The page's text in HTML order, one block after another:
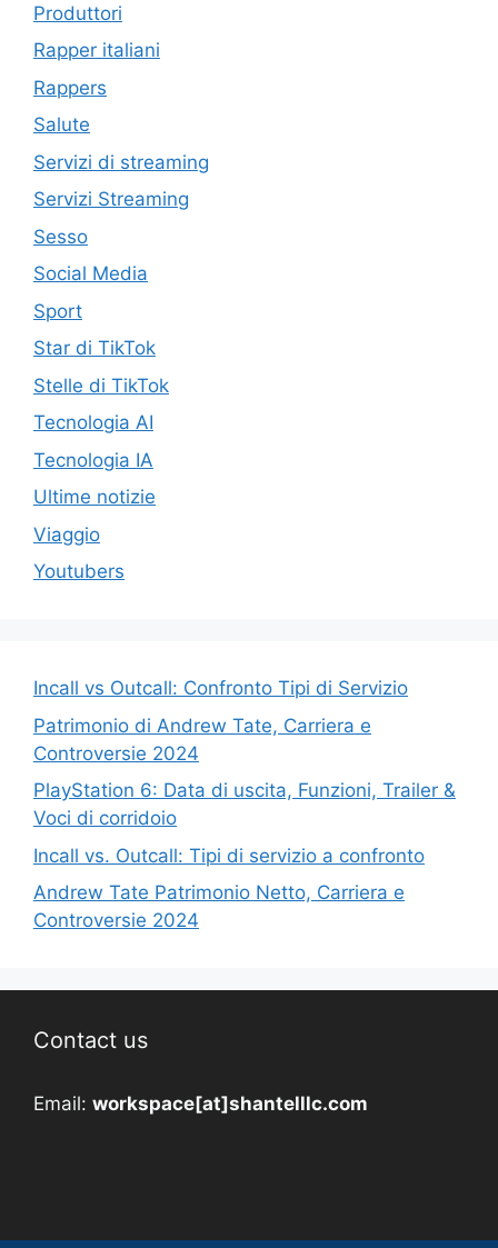
Produttori
Rapper italiani
Rappers
Salute
Servizi di streaming
Servizi Streaming
Sesso
Social Media
Sport
Star di TikTok
Stelle di TikTok
Tecnologia AI
Tecnologia IA
Ultime notizie
Viaggio
Youtubers
Incall vs Outcall: Confronto Tipi di Servizio
Patrimonio di Andrew Tate, Carriera e
Controversie 2024
PlayStation 6: Data di uscita, Funzioni, Trailer &
Voci di corridoio
Incall vs. Outcall: Tipi di servizio a confronto
Andrew Tate Patrimonio Netto, Carriera e
Controversie 2024
Contact us
Email: workspace[at]shantelllc.com